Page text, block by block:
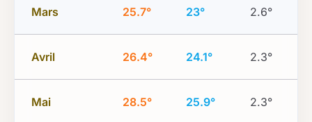
Mars 25.7° 23° 2.6°
Avril 26.4° 24.1° 2.3°
Mai 28.5° 25.9° 2.3°